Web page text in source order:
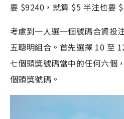
要 $9240，就算 $5 半注也要
考慮到一人選一個號碼合資投
五聰明組合。首先選擇 10 至
七個頭獎號碼當中的任何六個
個頭獎號碼。